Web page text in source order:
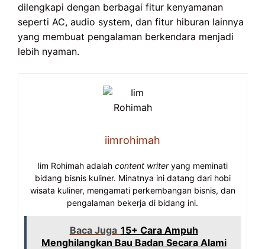
dilengkapi dengan berbagai fitur kenyamanan
seperti AC, audio system, dan fitur hiburan lainnya
yang membuat pengalaman berkendara menjadi
lebih nyaman.
iimrohimah
Iim Rohimah adalah content writeryang meminati
bidang bisnis kuliner. Minatnya ini datang dari hobi
wisata kuliner, mengamati perkembangan bisnis, dan
pengalaman bekerja di bidang ini.
Baca Juga 15+ Cara Ampuh
Menghilangkan Bau Badan Secara Alami